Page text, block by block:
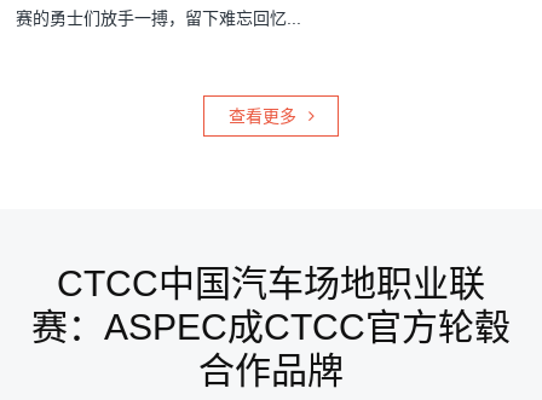
赛的勇士们放手一搏，留下难忘回忆...
查看更多
CTCC中国汽车场地职业联
赛：ASPEC成CTCC官方轮毂
合作品牌